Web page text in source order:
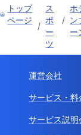
トップ
ページ
/
ス
ポ
ー
ツ
/
ホ
ン
ー
運営会社
サービス・料
サービス説明